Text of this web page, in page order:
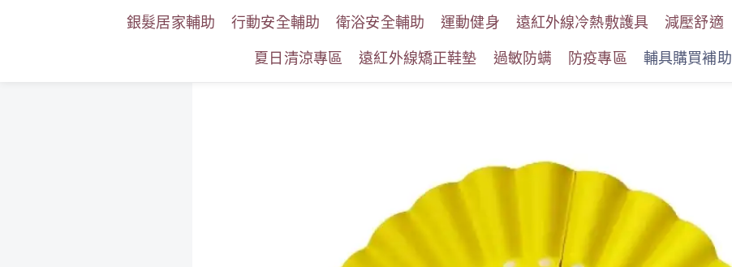
銀髮居家輔助
行動安全輔助 衛浴安全輔助 運動健身 遠紅外線冷熱敷護具 減壓舒適
夏日清涼專區
遠紅外線矯正鞋墊 過敏防螨 防疫專區 輔具購買補助